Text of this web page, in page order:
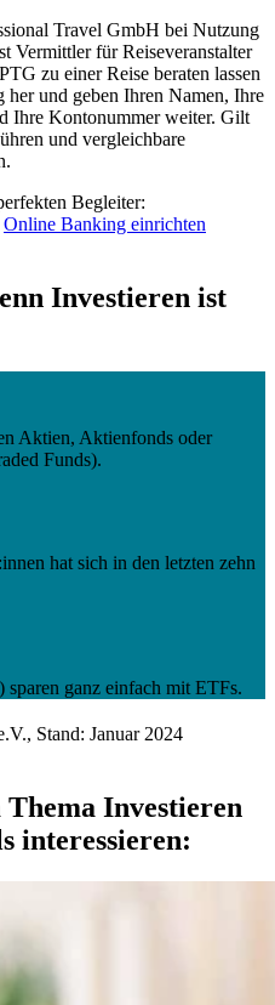
Travel GmbH bei Nutzung
Vermittler für Reiseveranstalter
zu einer Reise beraten lassen
und geben Ihren Namen, Ihre
Ihre Kontonummer weiter. Gilt
und vergleichbare
Begleiter:
Online Banking einrichten
Investieren ist
Aktien, Aktienfonds oder
Funds).
hat sich in den letzten zehn
sparen ganz einfach mit ETFs.
Stand: Januar 2024
Investieren
interessieren: